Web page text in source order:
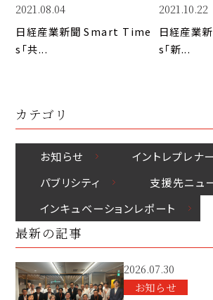
2021.08.04
日経産業新聞 Smart Time
s「共...
2021.10.22
日経産業
s「新...
カテゴリ
お知らせ
イントレプレナ
パブリシティ
⽀援先ニュ
インキュベーションレポート
最新の記事
2026.07.30
お知らせ